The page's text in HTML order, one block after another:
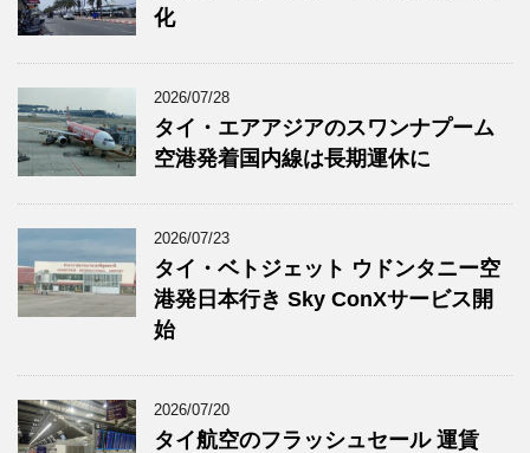
化
2026/07/28
タイ・エアアジアのスワンナプーム
空港発着国内線は長期運休に
2026/07/23
タイ・ベトジェット ウドンタニー空
港発日本行き Sky ConXサービス開
始
2026/07/20
タイ航空のフラッシュセール 運賃